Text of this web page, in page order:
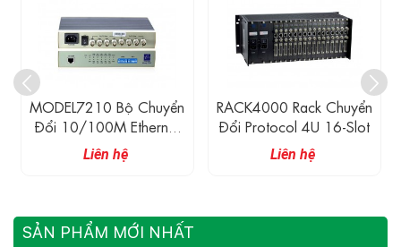
MODEL7210 Bộ Chuyển
Đổi 10/100M Ethernet
Sang 4 Cổng E1
Liên hệ
RACK4000 Rack Chuyển
Đổi Protocol 4U 16-Slot
Liên hệ
SẢN PHẨM MỚI NHẤT